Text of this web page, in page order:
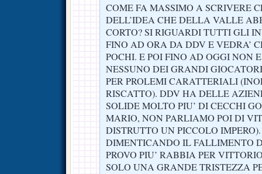
COME FA MASSIMO A SCRIVERE
DELL’IDEA CHE DELLA VALLE
CORTO? SI RIGUARDI TUTTI GLI
FINO AD ORA DA DDV E VEDRA’
POCHI. E POI FINO AD OGGI NON
NESSUNO DEI GRANDI
PER PROLEMI CARATTERIALI
RISCATTO). DDV HA DELLE
SOLIDE MOLTO PIU’ DI CECCHI
MARIO, NON PARLIAMO POI DI
DISTRUTTO UN PICCOLO
DIMENTICANDO IL FALLIMENTO
PROVO PIU’ RABBIA PER
SOLO UNA GRANDE TRISTEZZA